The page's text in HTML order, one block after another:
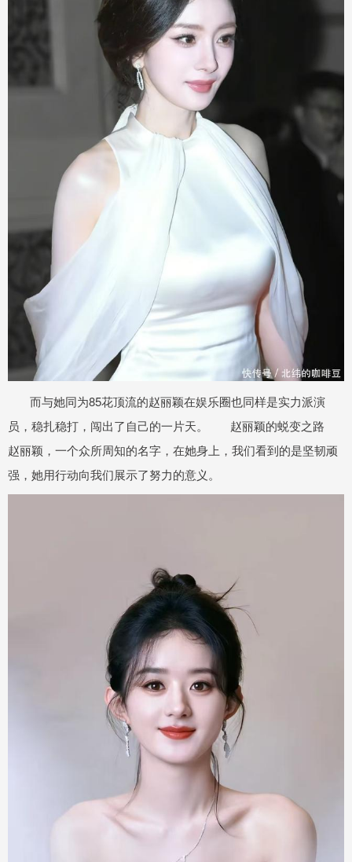
而与她同为85花顶流的赵丽颖在娱乐圈也同样是实力派演
员，稳扎稳打，闯出了自己的一片天。 赵丽颖的蜕变之路
赵丽颖，一个众所周知的名字，在她身上，我们看到的是坚韧顽
强，她用行动向我们展示了努力的意义。